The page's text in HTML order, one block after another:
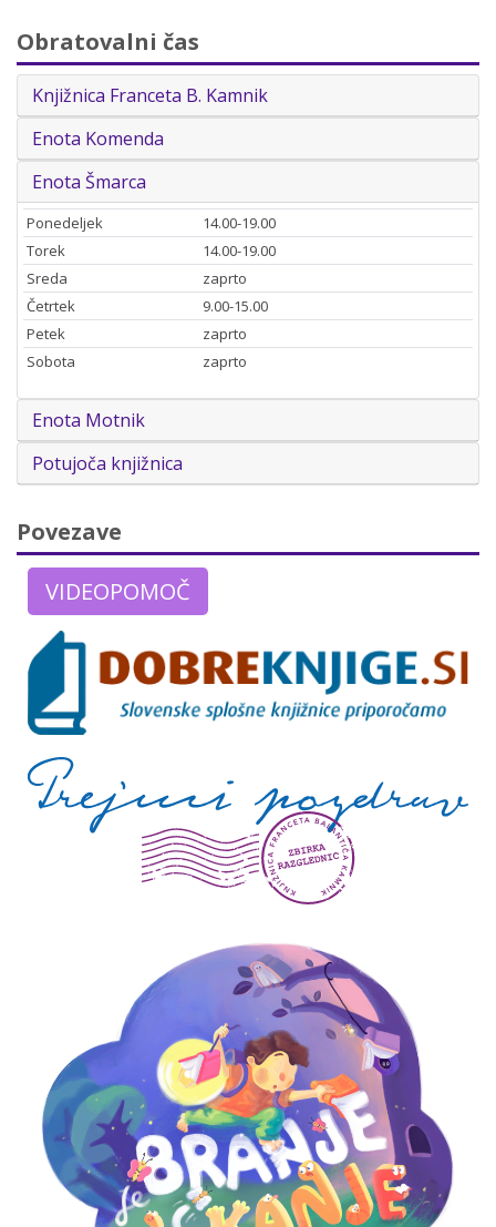
Obratovalni čas
Knjižnica Franceta B. Kamnik
Enota Komenda
Enota Šmarca
Ponedeljek
14.00-19.00
Torek
14.00-19.00
Sreda
zaprto
Četrtek
9.00-15.00
Petek
zaprto
Sobota
zaprto
Enota Motnik
Potujoča knjižnica
Povezave
VIDEOPOMOČ